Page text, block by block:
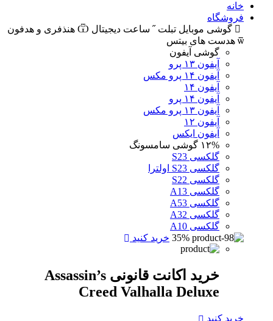
خانه
فروشگاه
گوشی موبایل تبلت ساعت دیجیتال
هنذفری و هدفون
هدست های بیتس
گوشی آیفون
آیفون ۱۳ پرو
آیفون ۱۴ پرو مکس
آیفون ۱۴
آیفون ۱۴ پرو
آیفون ۱۳ پرو مکس
آیفون ۱۲
آیفون ایکس
۱۲% گوشی سامسونگ
گلکسی S23
گلکسی S23 اولترا
گلکسی S22
گلکسی A13
گلکسی A53
گلکسی A32
گلکسی A10
35% خرید کنید
خرید اکانت قانونی Assassin’s
Creed Valhalla Deluxe
خرید کنید